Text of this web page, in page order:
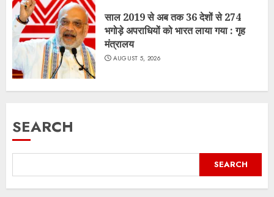
साल 2019 से अब तक 36 देशों से 274
भगोड़े अपराधियों को भारत लाया गया : गृह
मंत्रालय
AUGUST 5, 2026
SEARCH
SEARCH